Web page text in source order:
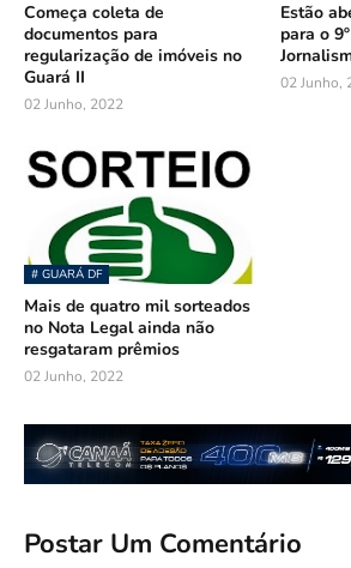
Começa coleta de
documentos para
regularização de imóveis no
Guará II
02 Junho, 2022
Estão
para o
02 Junho,
# GUARÁ DF
Mais de quatro mil sorteados
no Nota Legal ainda não
resgataram prêmios
02 Junho, 2022
Postar Um Comentário